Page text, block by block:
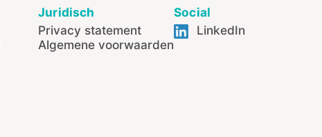
Juridisch
Privacy statement
Algemene voorwaarden
Social
LinkedIn